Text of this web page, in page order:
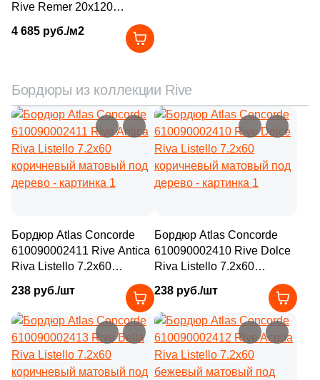
Rive Remer 20x120
коричневая матовая под
дерево / с орнаментом
4 685 руб./м2
Бордюры из коллекции Rive
Бордюр Atlas Concorde
610090002411 Rive Antica
Riva Listello 7.2x60
коричневый матовый под
дерево
238 руб./шт
Бордюр Atlas Concorde
610090002410 Rive Dolce
Riva Listello 7.2x60
коричневый матовый под
дерево
238 руб./шт